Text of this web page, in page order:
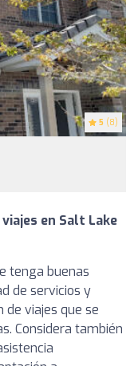
5 (8)
en Salt Lake
tenga buenas
de servicios y
de viajes que se
Considera también